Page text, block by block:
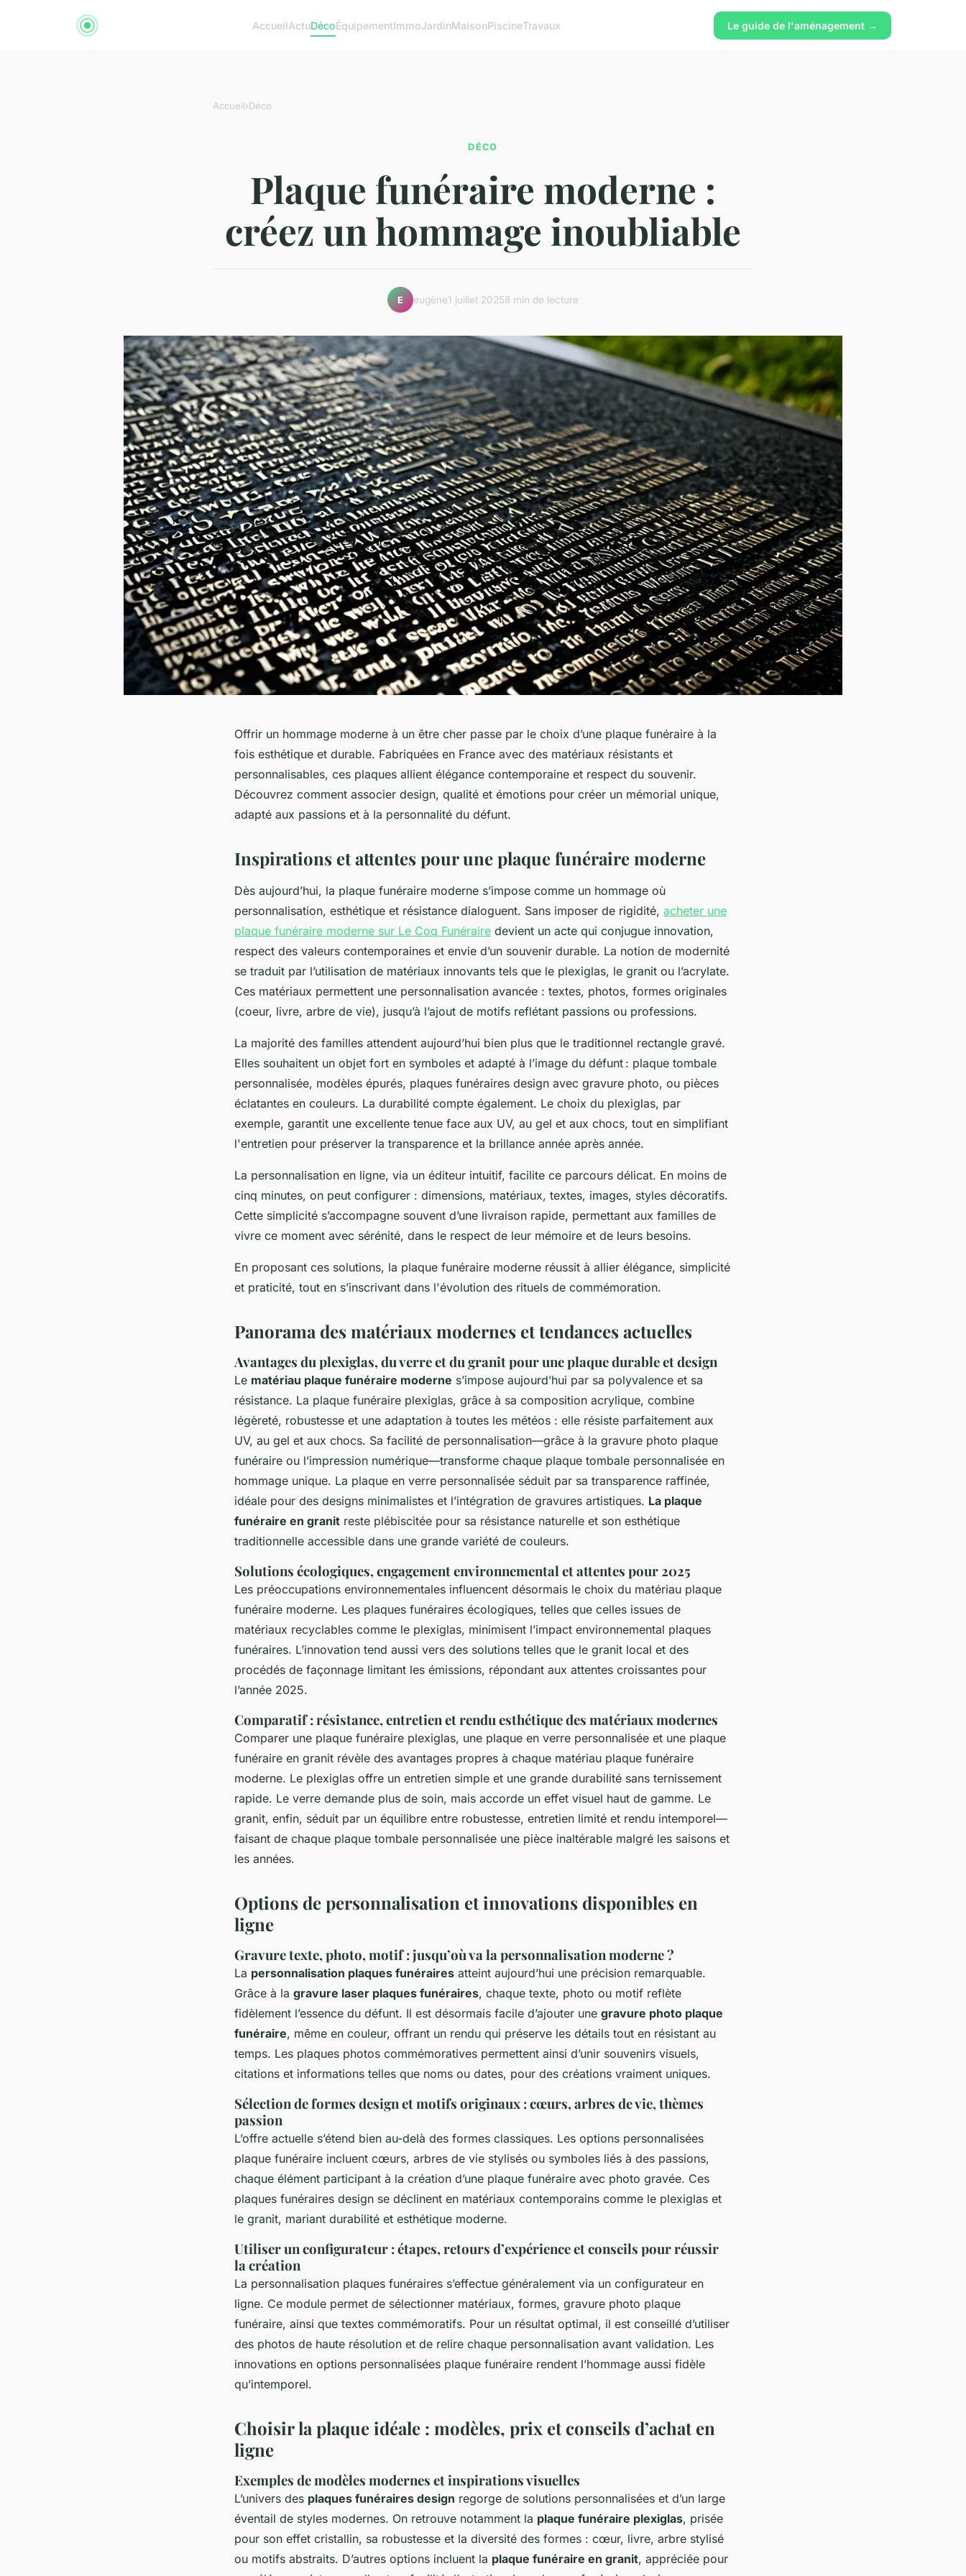
AccueilActuDécoÉquipementImmoJardinMaisonPiscineTravaux Le guide de l'aménagement →
Accueil›Déco
DÉCO
Plaque funéraire moderne :
créez un hommage inoubliable
E eugène1 juillet 20258 min de lecture
Offrir un hommage moderne à un être cher passe par le choix d’une plaque funéraire à la
fois esthétique et durable. Fabriquées en France avec des matériaux résistants et
personnalisables, ces plaques allient élégance contemporaine et respect du souvenir.
Découvrez comment associer design, qualité et émotions pour créer un mémorial unique,
adapté aux passions et à la personnalité du défunt.
Inspirations et attentes pour une plaque funéraire moderne
Dès aujourd’hui, la plaque funéraire moderne s’impose comme un hommage où
personnalisation, esthétique et résistance dialoguent. Sans imposer de rigidité, acheter une
plaque funéraire moderne sur Le Coq Funéraire devient un acte qui conjugue innovation,
respect des valeurs contemporaines et envie d’un souvenir durable. La notion de modernité
se traduit par l’utilisation de matériaux innovants tels que le plexiglas, le granit ou l’acrylate.
Ces matériaux permettent une personnalisation avancée : textes, photos, formes originales
(coeur, livre, arbre de vie), jusqu’à l’ajout de motifs reflétant passions ou professions.
La majorité des familles attendent aujourd’hui bien plus que le traditionnel rectangle gravé.
Elles souhaitent un objet fort en symboles et adapté à l’image du défunt : plaque tombale
personnalisée, modèles épurés, plaques funéraires design avec gravure photo, ou pièces
éclatantes en couleurs. La durabilité compte également. Le choix du plexiglas, par
exemple, garantit une excellente tenue face aux UV, au gel et aux chocs, tout en simplifiant
l'entretien pour préserver la transparence et la brillance année après année.
La personnalisation en ligne, via un éditeur intuitif, facilite ce parcours délicat. En moins de
cinq minutes, on peut configurer : dimensions, matériaux, textes, images, styles décoratifs.
Cette simplicité s’accompagne souvent d’une livraison rapide, permettant aux familles de
vivre ce moment avec sérénité, dans le respect de leur mémoire et de leurs besoins.
En proposant ces solutions, la plaque funéraire moderne réussit à allier élégance, simplicité
et praticité, tout en s’inscrivant dans l'évolution des rituels de commémoration.
Panorama des matériaux modernes et tendances actuelles
Avantages du plexiglas, du verre et du granit pour une plaque durable et design
Le matériau plaque funéraire moderne s’impose aujourd’hui par sa polyvalence et sa
résistance. La plaque funéraire plexiglas, grâce à sa composition acrylique, combine
légèreté, robustesse et une adaptation à toutes les météos : elle résiste parfaitement aux
UV, au gel et aux chocs. Sa facilité de personnalisation—grâce à la gravure photo plaque
funéraire ou l’impression numérique—transforme chaque plaque tombale personnalisée en
hommage unique. La plaque en verre personnalisée séduit par sa transparence raffinée,
idéale pour des designs minimalistes et l’intégration de gravures artistiques. La plaque
funéraire en granit reste plébiscitée pour sa résistance naturelle et son esthétique
traditionnelle accessible dans une grande variété de couleurs.
Solutions écologiques, engagement environnemental et attentes pour 2025
Les préoccupations environnementales influencent désormais le choix du matériau plaque
funéraire moderne. Les plaques funéraires écologiques, telles que celles issues de
matériaux recyclables comme le plexiglas, minimisent l’impact environnemental plaques
funéraires. L’innovation tend aussi vers des solutions telles que le granit local et des
procédés de façonnage limitant les émissions, répondant aux attentes croissantes pour
l’année 2025.
Comparatif : résistance, entretien et rendu esthétique des matériaux modernes
Comparer une plaque funéraire plexiglas, une plaque en verre personnalisée et une plaque
funéraire en granit révèle des avantages propres à chaque matériau plaque funéraire
moderne. Le plexiglas offre un entretien simple et une grande durabilité sans ternissement
rapide. Le verre demande plus de soin, mais accorde un effet visuel haut de gamme. Le
granit, enfin, séduit par un équilibre entre robustesse, entretien limité et rendu intemporel—
faisant de chaque plaque tombale personnalisée une pièce inaltérable malgré les saisons et
les années.
Options de personnalisation et innovations disponibles en
ligne
Gravure texte, photo, motif : jusqu’où va la personnalisation moderne ?
La personnalisation plaques funéraires atteint aujourd’hui une précision remarquable.
Grâce à la gravure laser plaques funéraires, chaque texte, photo ou motif reflète
fidèlement l’essence du défunt. Il est désormais facile d’ajouter une gravure photo plaque
funéraire, même en couleur, offrant un rendu qui préserve les détails tout en résistant au
temps. Les plaques photos commémoratives permettent ainsi d’unir souvenirs visuels,
citations et informations telles que noms ou dates, pour des créations vraiment uniques.
Sélection de formes design et motifs originaux : cœurs, arbres de vie, thèmes
passion
L’offre actuelle s’étend bien au-delà des formes classiques. Les options personnalisées
plaque funéraire incluent cœurs, arbres de vie stylisés ou symboles liés à des passions,
chaque élément participant à la création d’une plaque funéraire avec photo gravée. Ces
plaques funéraires design se déclinent en matériaux contemporains comme le plexiglas et
le granit, mariant durabilité et esthétique moderne.
Utiliser un configurateur : étapes, retours d’expérience et conseils pour réussir
la création
La personnalisation plaques funéraires s’effectue généralement via un configurateur en
ligne. Ce module permet de sélectionner matériaux, formes, gravure photo plaque
funéraire, ainsi que textes commémoratifs. Pour un résultat optimal, il est conseillé d’utiliser
des photos de haute résolution et de relire chaque personnalisation avant validation. Les
innovations en options personnalisées plaque funéraire rendent l’hommage aussi fidèle
qu’intemporel.
Choisir la plaque idéale : modèles, prix et conseils d’achat en
ligne
Exemples de modèles modernes et inspirations visuelles
L’univers des plaques funéraires design regorge de solutions personnalisées et d’un large
éventail de styles modernes. On retrouve notamment la plaque funéraire plexiglas, prisée
pour son effet cristallin, sa robustesse et la diversité des formes : cœur, livre, arbre stylisé
ou motifs abstraits. D’autres options incluent la plaque funéraire en granit, appréciée pour